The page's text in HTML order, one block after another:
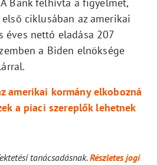
ciklusában az amerikai
éves nettó eladása 207
a Biden elnöksége
amerikai kormány elkobozná
a piaci szereplők lehetnek
tanácsadásnak.Részletes jogi